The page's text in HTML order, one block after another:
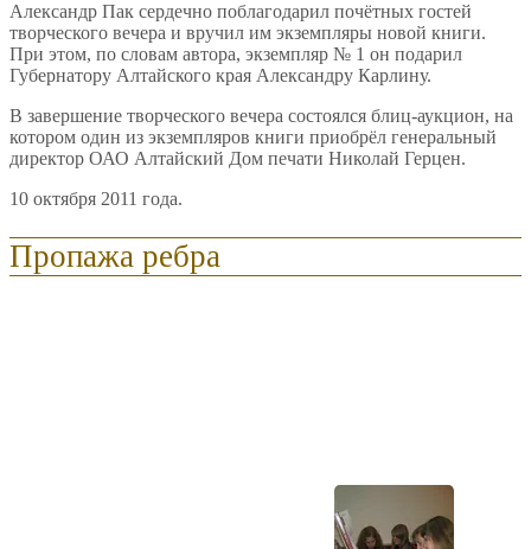
Александр Пак сердечно поблагодарил почётных гостей
творческого вечера и вручил им экземпляры новой книги.
При этом, по словам автора, экземпляр № 1 он подарил
Губернатору Алтайского края Александру Карлину.
В завершение творческого вечера состоялся блиц-аукцион, на
котором один из экземпляров книги приобрёл генеральный
директор ОАО Алтайский Дом печати Николай Герцен.
10 октября 2011 года.
Пропажа ребра